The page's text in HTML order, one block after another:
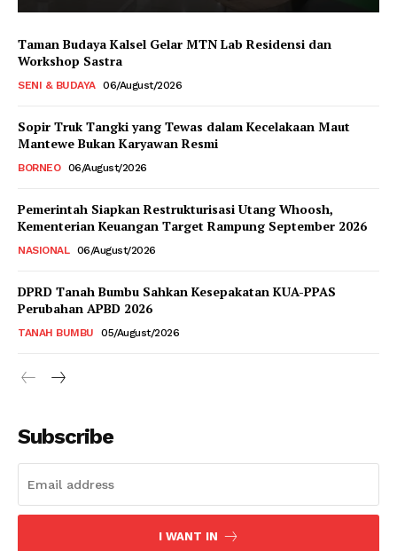
Taman Budaya Kalsel Gelar MTN Lab Residensi dan
Workshop Sastra
SENI & BUDAYA 06/August/2026
Sopir Truk Tangki yang Tewas dalam Kecelakaan Maut
Mantewe Bukan Karyawan Resmi
BORNEO 06/August/2026
Pemerintah Siapkan Restrukturisasi Utang Whoosh,
Kementerian Keuangan Target Rampung September 2026
NASIONAL 06/August/2026
DPRD Tanah Bumbu Sahkan Kesepakatan KUA-PPAS
Perubahan APBD 2026
TANAH BUMBU 05/August/2026
Subscribe
I WANT IN